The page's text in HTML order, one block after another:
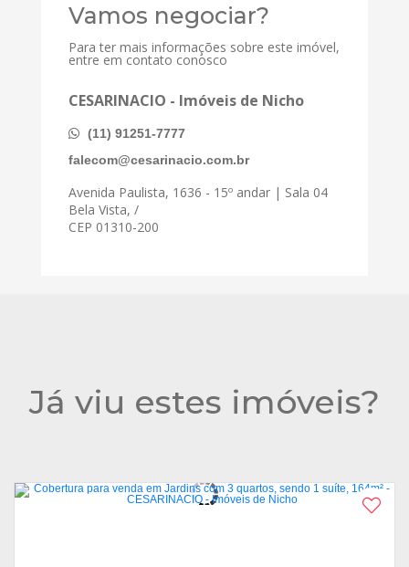
Vamos negociar?
Para ter mais informações sobre este imóvel,
entre em contato conosco
CESARINACIO - Imóveis de Nicho
(11) 91251-7777
falecom@cesarinacio.com.br
Avenida Paulista, 1636 - 15º andar | Sala 04
Bela Vista, /
CEP 01310-200
Já viu estes imóveis?